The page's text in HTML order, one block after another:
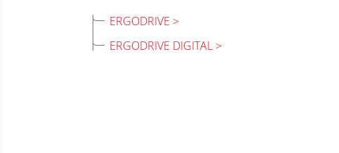
ERGODRIVE
ERGODRIVE DIGITAL